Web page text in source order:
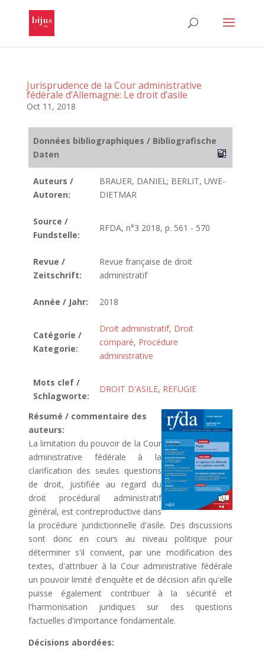
Jurisprudence de la Cour administrative
fédérale d’Allemagne: Le droit d’asile
Oct 11, 2018
Données bibliographiques / Bibliografische
Daten
Auteurs /
Autoren:
BRAUER, DANIEL; BERLIT, UWE-
DIETMAR
Source /
Fundstelle:
RFDA, n°3 2018, p. 561 - 570
Revue /
Zeitschrift:
Revue française de droit
administratif
Année / Jahr: 2018
Catégorie /
Kategorie:
Droit administratif, Droit
comparé, Procédure
administrative
Mots clef /
Schlagworte:
DROIT D'ASILE, REFUGIE
Résumé / commentaire des
auteurs:
La limitation du pouvoir de la Cour
administrative fédérale à la
clarification des seules questions
de droit, justifiée au regard du
droit procédural administratif
général, est contreproductive dans
la procédure juridictionnelle d'asile. Des discussions
sont donc en cours au niveau politique pour
déterminer s'il convient, par une modification des
textes, d'attribuer à la Cour administrative fédérale
un pouvoir limité d'enquête et de décision afin qu'elle
puisse également contribuer à la sécurité et
l'harmonisation juridiques sur des questions
factuelles d'importance fondamentale.
Décisions abordées: